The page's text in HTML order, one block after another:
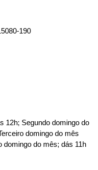
190
12h; Segundo domingo do
domingo do mês
domingo do mês; dás 11h